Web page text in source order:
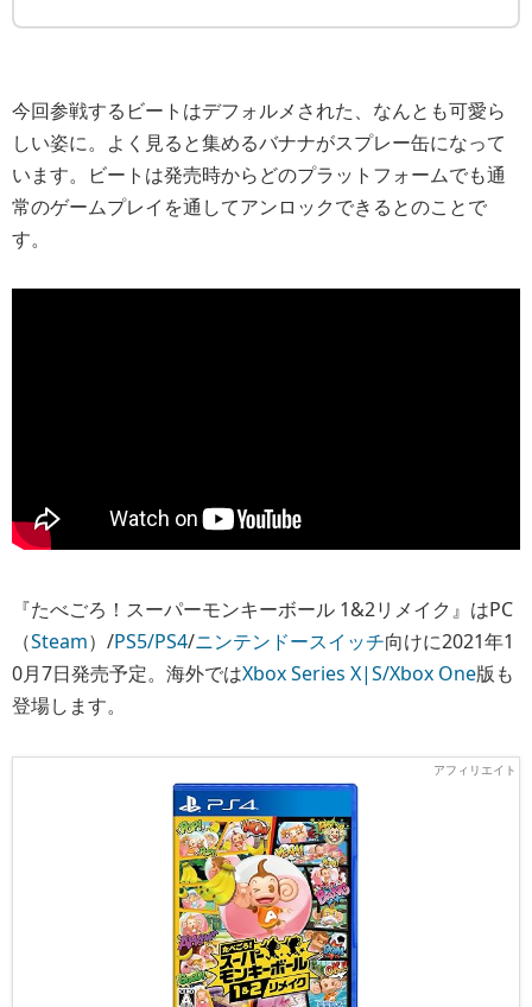
今回参戦するビートはデフォルメされた、なんとも可愛ら
しい姿に。よく見ると集めるバナナがスプレー缶になって
います。ビートは発売時からどのプラットフォームでも通
常のゲームプレイを通してアンロックできるとのことで
す。
『たべごろ！スーパーモンキーボール 1&2リメイク』はPC
（Steam）/PS5/PS4/ニンテンドースイッチ向けに2021年1
0月7日発売予定。海外ではXbox Series X|S/Xbox One版も
登場します。